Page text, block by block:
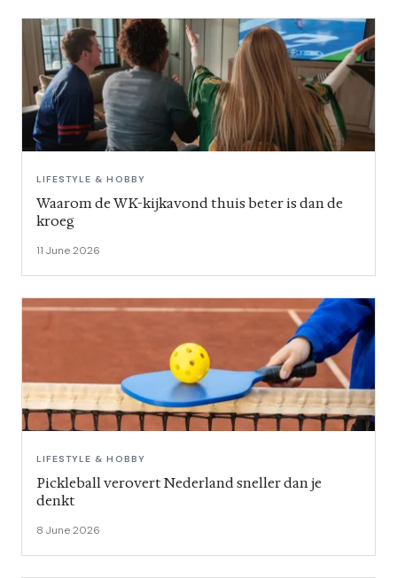
LIFESTYLE & HOBBY
Waarom de WK-kijkavond thuis beter is dan de
kroeg
11 June 2026
LIFESTYLE & HOBBY
Pickleball verovert Nederland sneller dan je
denkt
8 June 2026